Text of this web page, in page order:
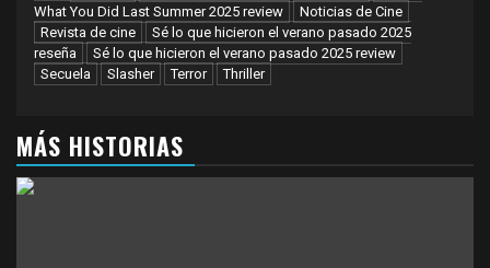
What You Did Last Summer 2025 review
Noticias de Cine
Revista de cine
Sé lo que hicieron el verano pasado 2025
reseña
Sé lo que hicieron el verano pasado 2025 review
Secuela
Slasher Terror Thriller
MÁS HISTORIAS